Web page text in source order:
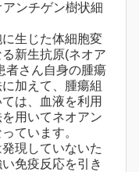
ンチゲン樹状細
生じた体細胞変
新生抗原(ネオア
者さん自身の腫瘍
加えて、腫瘍組
は、血液を利用
用いてネオアン
ています。
現していないた
免疫反応を引き